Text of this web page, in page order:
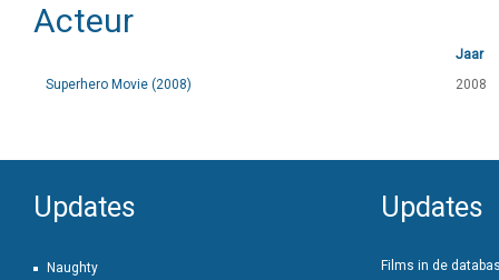
Acteur
Jaar
Superhero Movie (2008)
2008
Updates
Naughty
Updates
Films in de